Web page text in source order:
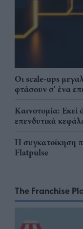
Οι scale-ups
φτάσουν σ' ένα
Καινοτομία: Εκεί
επενδυτικά
Η συγκατοίκηση
Flatpulse
The Franchise